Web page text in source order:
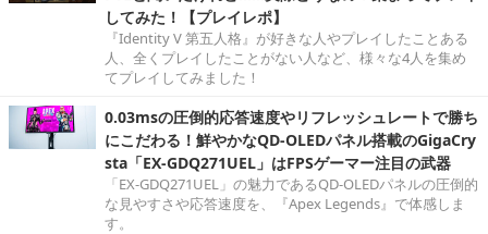
してみた！【プレイレポ】
『Identity V 第五人格』が好きな人やプレイしたことある
人、全くプレイしたことがない人など、様々な4人を集め
てプレイしてみました！
0.03msの圧倒的応答速度やリフレッシュレートで勝ち
にこだわる！鮮やかなQD-OLEDパネル搭載のGigaCry
sta「EX-GDQ271UEL」はFPSゲーマー注目の武器
「EX-GDQ271UEL」の魅力であるQD-OLEDパネルの圧倒的
な見やすさや応答速度を、『Apex Legends』で体感しま
す。